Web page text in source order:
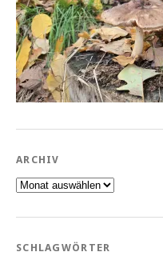
ARCHIV
Archiv
SCHLAGWÖRTER